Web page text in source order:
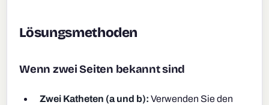
Lösungsmethoden
Wenn zwei Seiten bekannt sind
Zwei Katheten (a und b): Verwenden Sie den